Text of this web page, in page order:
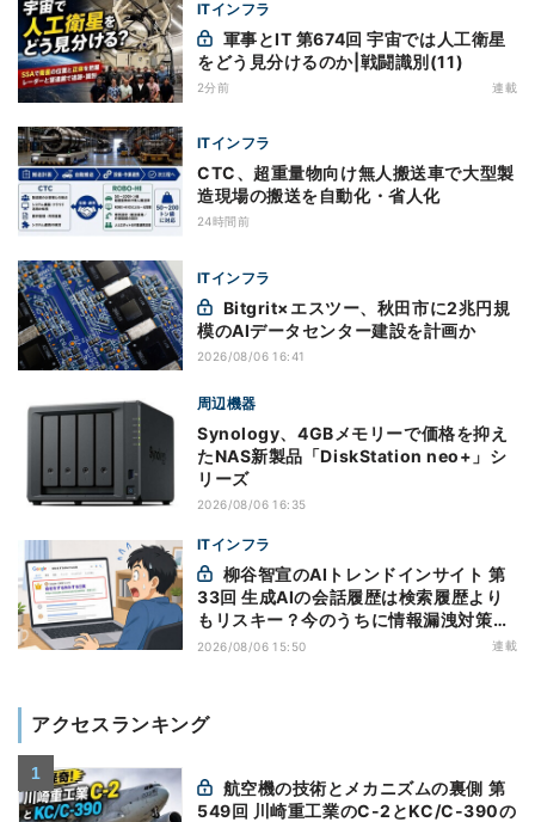
ITインフラ
をどう見分けるのか|戦闘識別(11)
2分前 連載
ITインフラ
CTC、超重量物向け無人搬送車で大型製
造現場の搬送を自動化・省人化
24時間前
ITインフラ
模のAIデータセンター建設を計画か
2026/08/06 16:41
周辺機器
Synology、4GBメモリーで価格を抑え
たNAS新製品「DiskStation neo+」シ
リーズ
2026/08/06 16:35
ITインフラ
33回 生成AIの会話履歴は検索履歴より
もリスキー？今のうちに情報漏洩対策を
万全にしておこう
2026/08/06 15:50 連載
アクセスランキング
549回 川崎重工業のC-2とKC/C-390の